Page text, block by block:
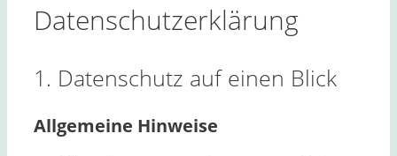
Datenschutzerklärung
1. Datenschutz auf einen Blick
Allgemeine Hinweise